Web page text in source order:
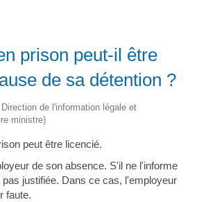
prison peut-il être
de sa détention ?
de l'information légale et
ministre)
peut être licencié.
de son absence. S'il ne l'informe
justifiée. Dans ce cas, l'employeur
faute.